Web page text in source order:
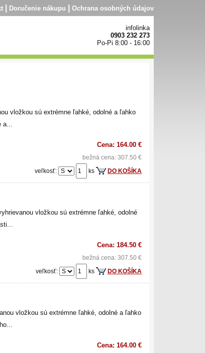
Doručenie nákupu Ochrana osobných údajov
infolinka
0903 232 273
Po-Pi 8:00 - 16:00
vložkou sú extrémne ľahké, odolné a ľahko
a...
Cena: 164.00 €
bežná cena: 307.50 €
veľkosť:
ks DO KOŠÍKA
vložkou sú extrémne ľahké, odolné
Cena: 184.50 €
bežná cena: 307.50 €
veľkosť:
ks DO KOŠÍKA
vložkou sú extrémne ľahké, odolné a ľahko
Cena: 164.00 €